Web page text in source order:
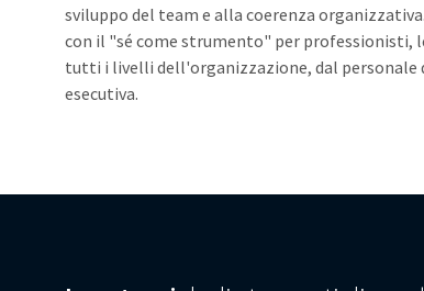
sviluppo del team e alla coerenza
con il "sé come strumento" per professionisti,
tutti i livelli dell'organizzazione, dal personale
esecutiva.